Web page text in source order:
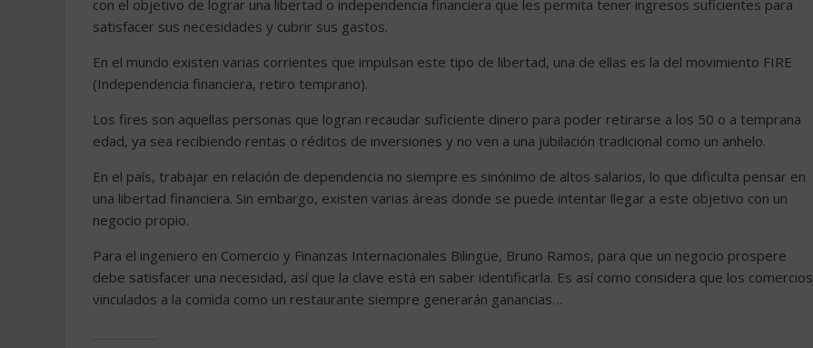
con el objetivo de lograr una libertad o independencia financiera que les permita tener ingresos suficientes para
satisfacer sus necesidades y cubrir sus gastos.
En el mundo existen varias corrientes que impulsan este tipo de libertad, una de ellas es la del movimiento FIRE
(Independencia financiera, retiro temprano).
Los fires son aquellas personas que logran recaudar suficiente dinero para poder retirarse a los 50 o a temprana
edad, ya sea recibiendo rentas o réditos de inversiones y no ven a una jubilación tradicional como un anhelo.
En el país, trabajar en relación de dependencia no siempre es sinónimo de altos salarios, lo que dificulta pensar en
una libertad financiera. Sin embargo, existen varias áreas donde se puede intentar llegar a este objetivo con un
negocio propio.
Para el ingeniero en Comercio y Finanzas Internacionales Bilingüe, Bruno Ramos, para que un negocio prospere
debe satisfacer una necesidad, así que la clave está en saber identificarla. Es así como considera que los comercios
vinculados a la comida como un restaurante siempre generarán ganancias…